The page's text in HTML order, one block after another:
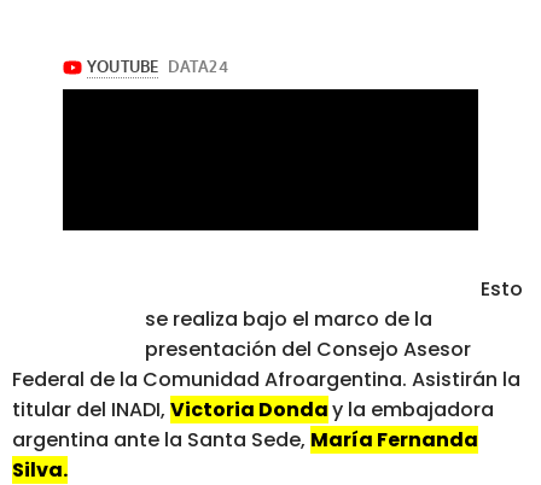
Esto
se realiza bajo el marco de la
presentación del Consejo Asesor
Federal de la Comunidad Afroargentina. Asistirán la
titular del INADI, Victoria Donday la embajadora
argentina ante la Santa Sede, María Fernanda
Silva.